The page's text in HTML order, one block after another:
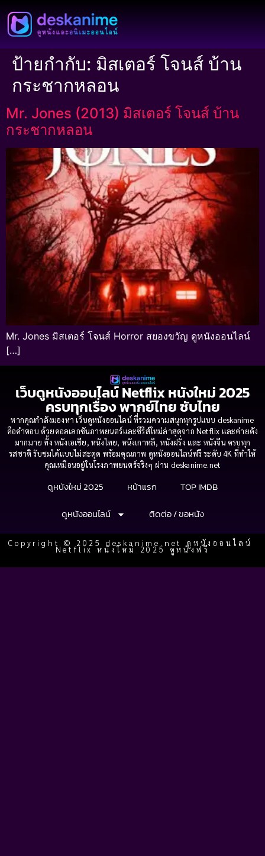
ป้ายกำกับ: มิสเตอร์ โจนส์ บ้าน
กระชากหลอน
Mr. Jones (2013) มิสเตอร์ โจนส์ บ้าน
กระชากหลอน
Mr. Jones มิสเตอร์ โจนส์ Horror สยองขวัญ ดูหนังออนไลน์
[…]
เว็บดูหนังออนไลน์ Netflix หนังใหม่ 2025
ครบทุกเรื่อง พากย์ไทย ซับไทย
หากคุณกำลังมองหา เว็บดูหนังออนไลน์ ที่รวมความสนุกทุกรูปแบบ deskanime
คือคำตอบ ด้วยคอลเลกชันภาพยนตร์และซีรีส์ใหม่ล่าสุดจาก Netflix และค่ายดัง
มากมาย ทั้ง หนังเอเชีย, หนังไทย, หนังเกาหลี, หนังฝรั่ง และ หนังจีน ครบทุก
รสชาติ รับชมได้แบบไม่สะดุด พร้อมคุณภาพ ดูหนังออนไลน์ฟรี ระดับ 4K ที่ทำให้
คุณเหมือนอยู่ในโรงภาพยนตร์จริงๆ ผ่าน deskanime.net
ดูหนังใหม่ 2025 หน้าแรก
TOP IMDB
ดูหนังออนไลน์
ติดต่อ / ขอหนัง
Copyright © 2025 deskanime.net ดูหนังออนไลน์
Netflix หนังใหม่ 2025 ดูหนังฟรี